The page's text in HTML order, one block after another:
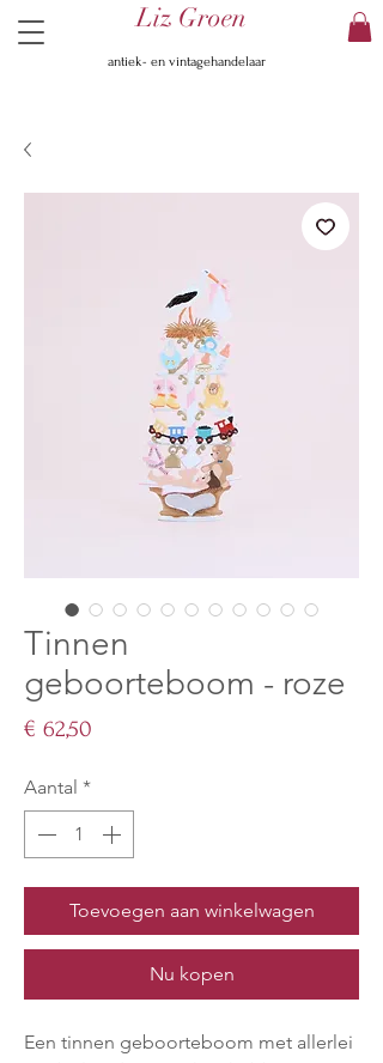
Liz Groen
antiek- en vintagehandelaar
Tinnen
geboorteboom - roze
€ 62,50
Aantal *
Toevoegen aan winkelwagen
Nu kopen
Een tinnen geboorteboom met allerlei